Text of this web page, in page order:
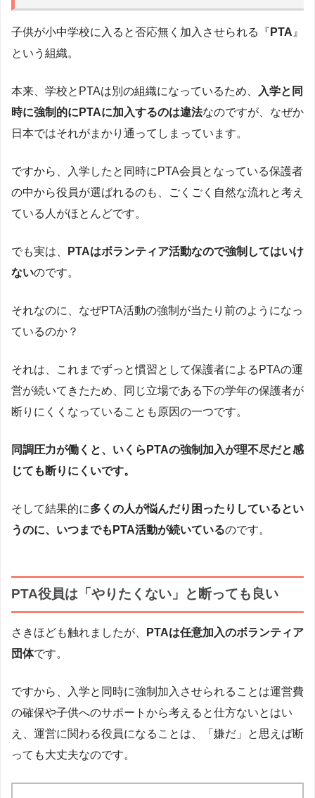
子供が小中学校に入ると否応無く加入させられる『 PTA 』
という組織。
本来、学校とPTAは別の組織になっているため、
入学と同
時に強制的にPTAに加入するのは違法なのですが、なぜか
日本ではそれがまかり通ってしまっています。
ですから、入学したと同時にPTA会員となっている保護者
の中から役員が選ばれるのも、ごくごく自然な流れと考え
ている人がほとんどです。
でも実は、
PTAはボランティア活動なので強制してはいけ
ないのです。
それなのに、なぜPTA活動の強制が当たり前のようになっ
ているのか？
それは、これまでずっと慣習として保護者によるPTAの運
営が続いてきたため、同じ立場である下の学年の保護者が
断りにくくなっていることも原因の一つです。
同調圧力が働くと、いくらPTAの強制加入が理不尽だと感
じても断りにくいです。
そして結果的に多くの人が悩んだり困ったりしているとい
うのに、いつまでもPTA活動が続いているのです。
PTA役員は「やりたくない」と断っても良い
さきほども触れましたが、
PTAは任意加入のボランティア
団体です。
ですから、入学と同時に強制加入させられることは運営費
の確保や子供へのサポートから考えると仕方ないとはい
え、運営に関わる役員になることは、「嫌だ」と思えば断
っても大丈夫なのです。